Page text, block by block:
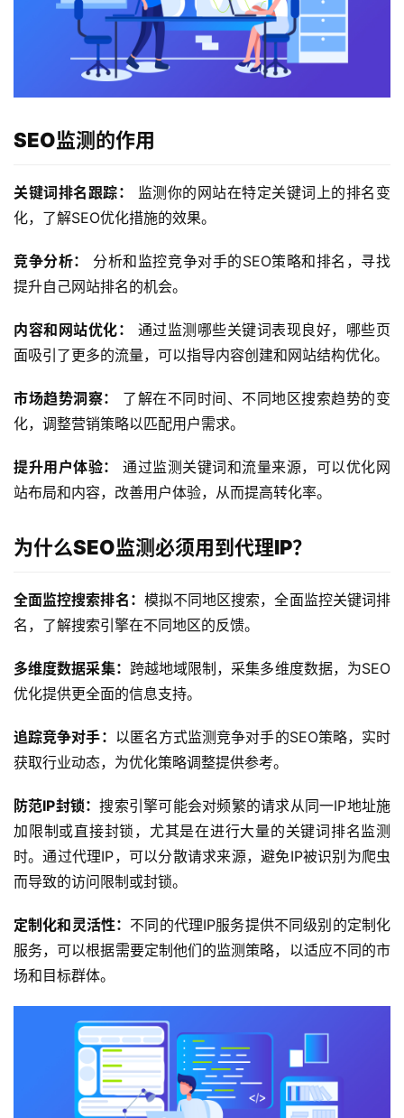
SEO监测的作用
关键词排名跟踪：
监测你的网站在特定关键词上的排名变
化，了解SEO优化措施的效果。
竞争分析：
分析和监控竞争对手的SEO策略和排名，寻找
提升自己网站排名的机会。
内容和网站优化：
通过监测哪些关键词表现良好，哪些页
面吸引了更多的流量，可以指导内容创建和网站结构优化。
市场趋势洞察：
了解在不同时间、不同地区搜索趋势的变
化，调整营销策略以匹配用户需求。
提升用户体验：
通过监测关键词和流量来源，可以优化网
站布局和内容，改善用户体验，从而提高转化率。
为什么SEO监测必须用到代理IP？
全面监控搜索排名： 模拟不同地区搜索，全面监控关键词排
名，了解搜索引擎在不同地区的反馈。
多维度数据采集： 跨越地域限制，采集多维度数据，为SEO
优化提供更全面的信息支持。
追踪竞争对手： 以匿名方式监测竞争对手的SEO策略，实时
获取行业动态，为优化策略调整提供参考。
防范IP封锁：搜索引擎可能会对频繁的请求从同一IP地址施
加限制或直接封锁，尤其是在进行大量的关键词排名监测
时。通过代理IP，可以分散请求来源，避免IP被识别为爬虫
而导致的访问限制或封锁。
定制化和灵活性： 不同的代理IP服务提供不同级别的定制化
服务，可以根据需要定制他们的监测策略，以适应不同的市
场和目标群体。